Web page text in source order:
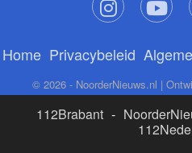
Home Privacybeleid
© 2026 - NoorderNieuws.nl |
112Brabant -